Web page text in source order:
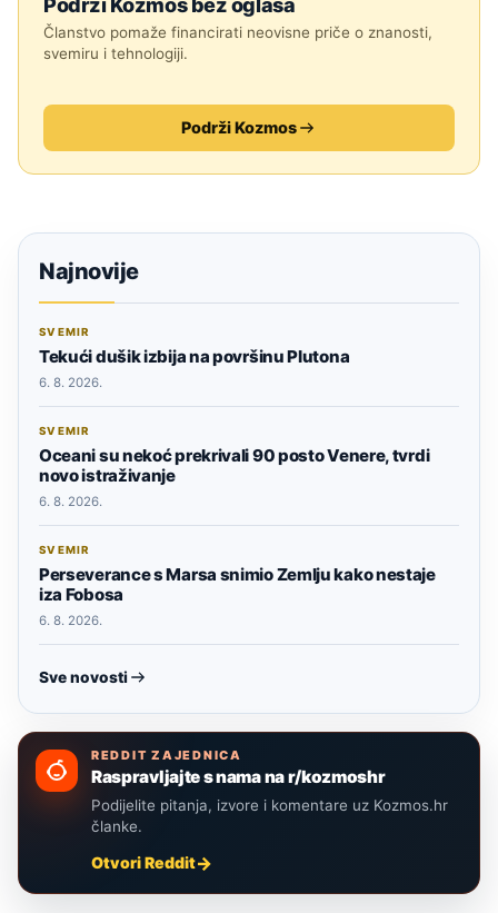
Članstvo pomaže financirati neovisne priče o znanosti,
svemiru i tehnologiji.
Podrži Kozmos
Najnovije
SVEMIR
Tekući dušik izbija na površinu Plutona
6. 8. 2026.
SVEMIR
Oceani su nekoć prekrivali 90 posto Venere, tvrdi
novo istraživanje
6. 8. 2026.
SVEMIR
Perseverance s Marsa snimio Zemlju kako nestaje
iza Fobosa
6. 8. 2026.
Sve novosti
REDDIT ZAJEDNICA
Raspravljajte s nama na r/kozmoshr
Podijelite pitanja, izvore i komentare uz Kozmos.hr
članke.
Otvori Reddit